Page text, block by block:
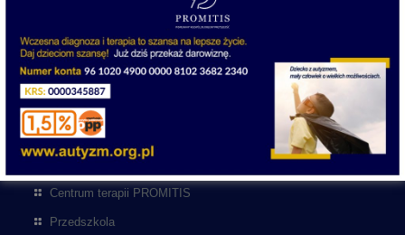
tel. 690 982 011
CO ROBIMY
Centrum terapii PROMITIS
Przedszkola